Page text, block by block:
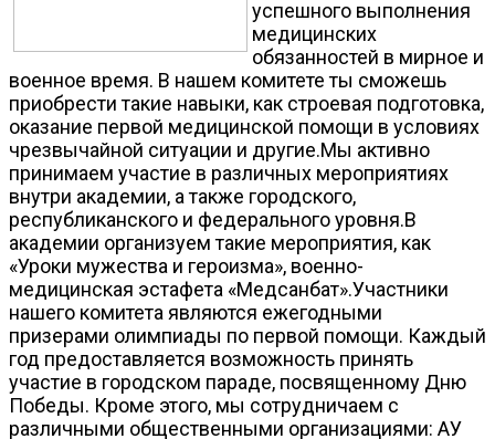
успешного выполнения
медицинских
обязанностей в мирное и
военное время. В нашем комитете ты сможешь
приобрести такие навыки, как строевая подготовка,
оказание первой медицинской помощи в условиях
чрезвычайной ситуации и другие.Мы активно
принимаем участие в различных мероприятиях
внутри академии, а также городского,
республиканского и федерального уровня.В
академии организуем такие мероприятия, как
«Уроки мужества и героизма», военно-
медицинская эстафета «Медсанбат».Участники
нашего комитета являются ежегодными
призерами олимпиады по первой помощи. Каждый
год предоставляется возможность принять
участие в городском параде, посвященному Дню
Победы. Кроме этого, мы сотрудничаем с
различными общественными организациями: АУ